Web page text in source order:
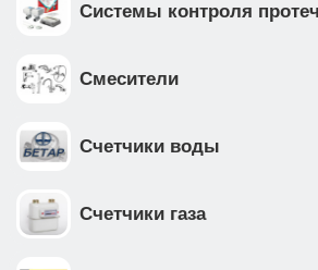
прочностными и
развитым оребрением
эффективную теплоотдачу при
РИФАР использует стальные
собственного изготовления из
Системы контроля
Смесители
Счетчики воды
Счетчики газа